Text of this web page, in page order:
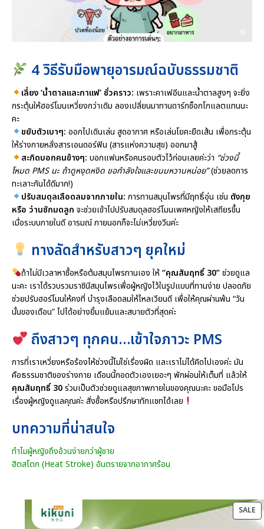
4 วิธีรับมือพายุอารมณ์ฉบับธรรมชาติ
เลี่ยง ‘น้ำตาลและกาแฟ’ ชั่วคราว: เพราะคาเฟอีนและน้ำตาลสูงๆ จะยิ่ง
กระตุ้นให้ฮอร์โมนเหวี่ยงกว่าเดิม ลองเปลี่ยนมาทานดาร์กช็อกโกแลตแทนนะ
คะ
ขยับตัวเบาๆ: ออกไปเดินเล่น สูดอากาศ หรือเล่นโยคะยืดเส้น เพื่อกระตุ้น
ให้ร่างกายหลั่งสารเอนดอร์ฟิน (สารแห่งความสุข) ออกมาสู้
สะกิดบอกคนข้างๆ: บอกแฟนหรือคนรอบตัวไว้ก่อนเลยค่ะว่า “ช่วงนี้
โหมด PMS นะ ถ้าดูหงุดหงิด ขอกำลังใจและขนมหวานหน่อย”(ช่วยลดการ
ทะเลาะกันได้ดีมาก!)
ปรับสมดุลเลือดลมจากภายใน: การทานสมุนไพรที่มีฤทธิ์อุ่น เช่น ตังกุย
หรือ ว่านชักมดลูก จะช่วยเข้าไปปรับสมดุลฮอร์โมนเพศหญิงให้เสถียรขึ้น
เมื่อระบบภายในดี อารมณ์ ภายนอกก็จะไม่เหวี่ยงวีนค่ะ
ทางลัดสำหรับสาวๆ ยุคใหม่
ถ้าไม่มีเวลาหาซื้อหรือต้มสมุนไพรทานเอง ให้“คุณสัมฤทธิ์ 30”ช่วยดูแล
นะคะ เราได้รวบรวมราชินีสมุนไพรเพื่อผู้หญิงไว้ในรูปแบบที่ทานง่าย ปลอดภัย
ช่วยปรับฮอร์โมนให้คงที่ บำรุงเลือดลมให้ไหลเวียนดี เพื่อให้คุณผ่านพ้น “วัน
นั้นของเดือน” ไปได้อย่างยิ้มแย้มและสบายตัวที่สุดค่ะ
ถึงสาวๆ ทุกคน…เข้าใจภาวะ PMS
การที่เราเหวี่ยงหรือร้องไห้ช่วงนี้ไม่ใช่เรื่องผิด และเราไม่ได้คิดไปเองค่ะ มัน
คือธรรมชาติของร่างกาย เดือนนี้กอดตัวเองเยอะๆ พักผ่อนให้เต็มที่ แล้วให้
คุณสัมฤทธิ์ 30ร่วมเป็นตัวช่วยดูแลสุขภาพภายในของคุณนะคะ ขอมือโปร
เรื่องผู้หญิงดูแลคุณค่ะ สั่งซื้อหรือปรึกษาทักแชทได้เลย
บทความที่น่าสนใจ
ทำไมผู้หญิงถึงอ้วนง่ายกว่าผู้ชาย
ฮิตสโตก (Heat Stroke) อันตรายจากอากาศร้อน
SALE